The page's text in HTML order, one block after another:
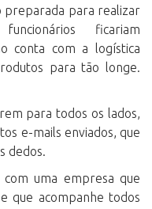
preparada para realizar
ficariam
conta com a logística
para tão longe.
para todos os lados,
e-mails enviados, que
dedos.
uma empresa que
que acompanhe todos